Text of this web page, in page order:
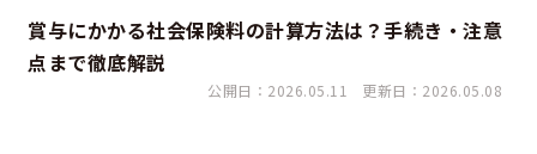
賞与にかかる社会保険料の計算方法は？手続き・注意
点まで徹底解説
公開日：2026.05.11 更新日：2026.05.08